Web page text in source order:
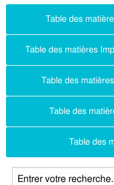
Table des
Table des matières
Table des
Table des
Table des